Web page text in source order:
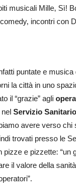
musicali Mille, Sì!
incontri con
puntate e
la città in uno
il “grazie” agli
Servizio
avere verso
trovati presso le
e pizzette:
il valore della